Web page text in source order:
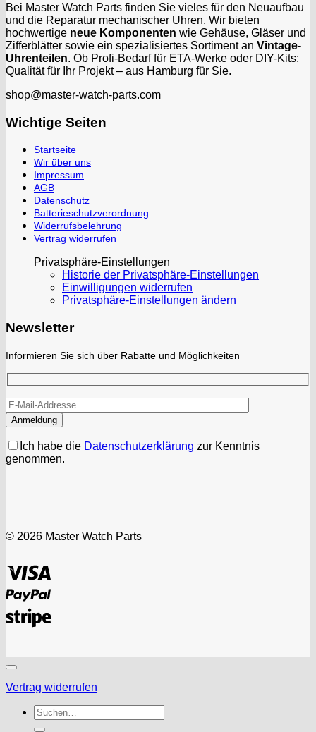
Bei Master Watch Parts finden Sie vieles für den Neuaufbau
und die Reparatur mechanischer Uhren. Wir bieten
hochwertige neue Komponenten wie Gehäuse, Gläser und
Zifferblätter sowie ein spezialisiertes Sortiment an Vintage-
Uhrenteilen. Ob Profi-Bedarf für ETA-Werke oder DIY-Kits:
Qualität für Ihr Projekt – aus Hamburg für Sie.
shop@master-watch-parts.com
Wichtige Seiten
Startseite
Wir über uns
Impressum
AGB
Datenschutz
Batterieschutzverordnung
Widerrufsbelehrung
Vertrag widerrufen
Privatsphäre-Einstellungen
Historie der Privatsphäre-Einstellungen
Einwilligungen widerrufen
Privatsphäre-Einstellungen ändern
Newsletter
Informieren Sie sich über Rabatte und Möglichkeiten
Ich habe die Datenschutzerklärung zur Kenntnis
genommen.
© 2026 Master Watch Parts
PayPal
Stripe
Vertrag widerrufen
Suchen
nach: